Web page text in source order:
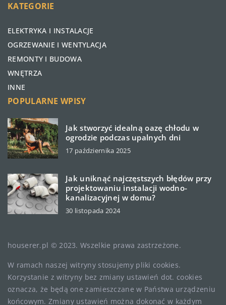
KATEGORIE
ELEKTRYKA I INSTALACJE
OGRZEWANIE I WENTYLACJA
REMONTY I BUDOWA
WNĘTRZA
INNE
POPULARNE WPISY
Jak stworzyć idealną oazę chłodu w
ogrodzie podczas upalnych dni
17 października 2025
Jak uniknąć najczęstszych błędów przy
projektowaniu instalacji wodno-
kanalizacyjnej w domu?
30 listopada 2024
houserer.pl © 2023. Wszelkie prawa zastrzeżone.
W ramach naszej witryny stosujemy pliki cookies.
Korzystanie z witryny bez zmiany ustawień dot. cookies
oznacza, że będą one zamieszczane w Państwa urządzeniu
końcowym. Zmiany ustawień można dokonać w każdym